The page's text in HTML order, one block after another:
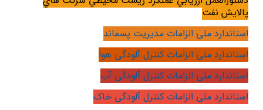
پالايش نفت
استاندارد ملی الزامات مدیریت پسماند
استاندارد ملی الزامات کنترل آلودگی هوا
استاندارد ملی الزامات کنترل آلودگی آب
استاندارد ملی الزامات کنترل آلودگی خاک